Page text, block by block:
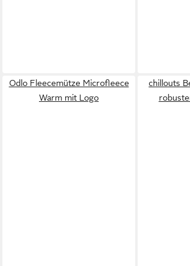
Odlo Fleecemütze Microfleece
Warm mit Logo
chillouts